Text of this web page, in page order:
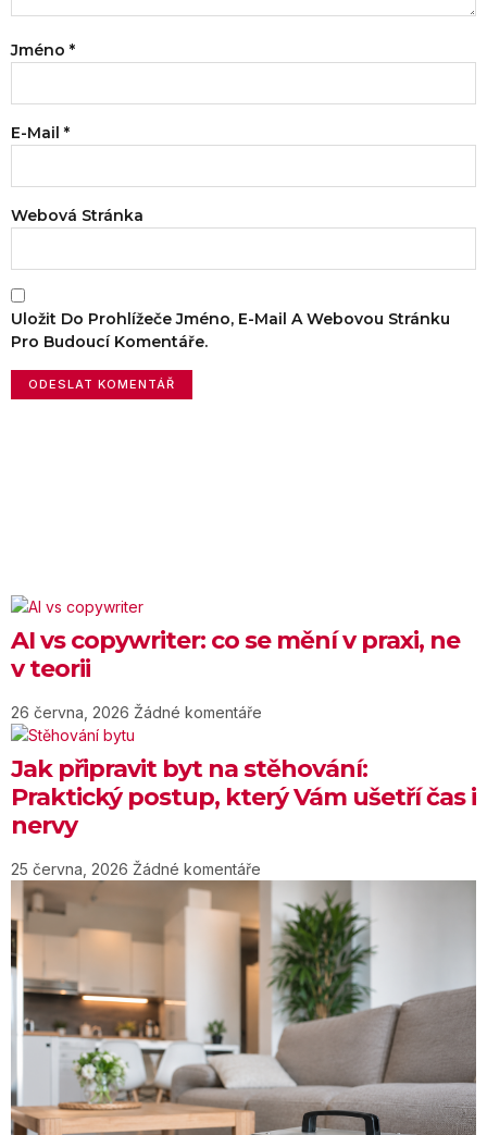
Jméno *
E-Mail *
Webová Stránka
Uložit Do Prohlížeče Jméno, E-Mail A Webovou Stránku
Pro Budoucí Komentáře.
AI vs copywriter: co se mění v praxi, ne
v teorii
26 června, 2026 Žádné komentáře
Jak připravit byt na stěhování:
Praktický postup, který Vám ušetří čas i
nervy
25 června, 2026 Žádné komentáře